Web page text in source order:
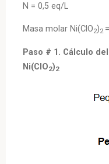
N = 0,5 eq/L
Masa molar Ni(ClO2)2
Paso # 1. Cálculo
Ni(ClO2)2